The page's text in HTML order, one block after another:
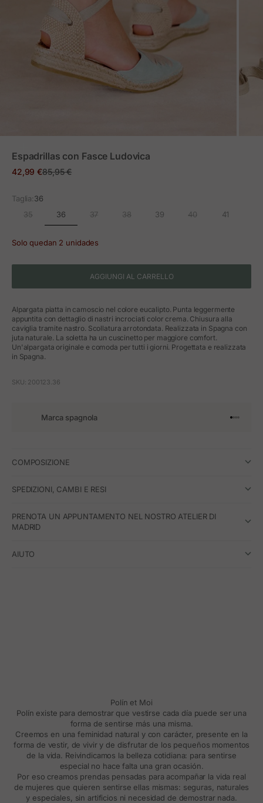
Espadrillas con Fasce Ludovica
Prezzo in offerta
42,99 €Prezzo normale
85,95 €
Taglia:36
35
36 37 38 39 40 41
Solo quedan 2 unidades
AGGIUNGI AL CARRELLO
Alpargata piatta in camoscio nel colore eucalipto. Punta leggermente
appuntita con dettaglio di nastri incrociati color crema. Chiusura alla
caviglia tramite nastro. Scollatura arrotondata. Realizzata in Spagna con
juta naturale. La soletta ha un cuscinetto per maggiore comfort.
Un'alpargata originale e comoda per tutti i giorni. Progettata e realizzata
in Spagna.
SKU: 200123.36
Marca spagnola Vai
Vai
Vai
Vai
COMPOSIZIONE
SPEDIZIONI, CAMBI E RESI
PRENOTA UN APPUNTAMENTO NEL NOSTRO ATELIER DI
MADRID
AIUTO
Polín et Moi
Polín existe para demostrar que vestirse cada día puede ser una
forma de sentirse más una misma.
Creemos en una feminidad natural y con carácter, presente en la
forma de vestir, de vivir y de disfrutar de los pequeños momentos
de la vida. Reivindicamos la belleza cotidiana: para sentirse
especial no hace falta una gran ocasión.
Por eso creamos prendas pensadas para acompañar la vida real
de mujeres que quieren sentirse ellas mismas: seguras, naturales
y especiales, sin artificios ni necesidad de demostrar nada.